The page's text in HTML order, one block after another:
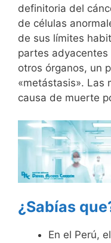
definitoria del
de células
de sus límites
partes adyacentes
otros órganos, un
«metástasis». Las
causa de muerte
¿Sabías
En el Perú,